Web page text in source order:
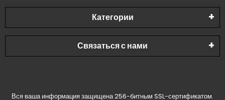
Категории
Связаться с нами
Вся ваша информация защищена 256-битным SSL-сертификатом.